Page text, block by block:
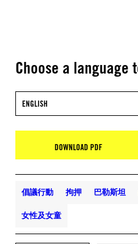
Choose a language
ENGLISH
DOWNLOAD PDF
倡議行動 拘押 巴勒斯坦
女性及女童